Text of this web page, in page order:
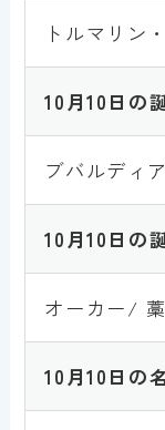
トルマリン
10月10 日 の
ブバルディ
10月10日 の
オーカー/ 藁
10月10 日 の